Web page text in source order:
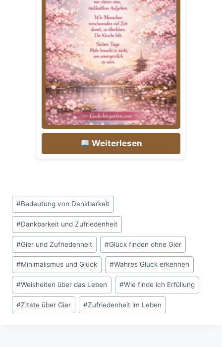
Weiterlesen
Schlagworte:
#Bedeutung von Dankbarkeit
#Dankbarkeit und Zufriedenheit
#Gier und Zufriedenheit #Glück finden ohne Gier
#Minimalismus und Glück #Wahres Glück erkennen
#Weisheiten über das Leben #Wie finde ich Erfüllung
#Zitate über Gier #Zufriedenheit im Leben